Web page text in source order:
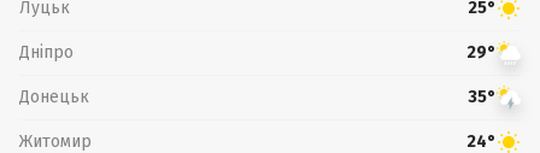
Луцьк 25°
Дніпро 29°
Донецьк 35°
Житомир 24°